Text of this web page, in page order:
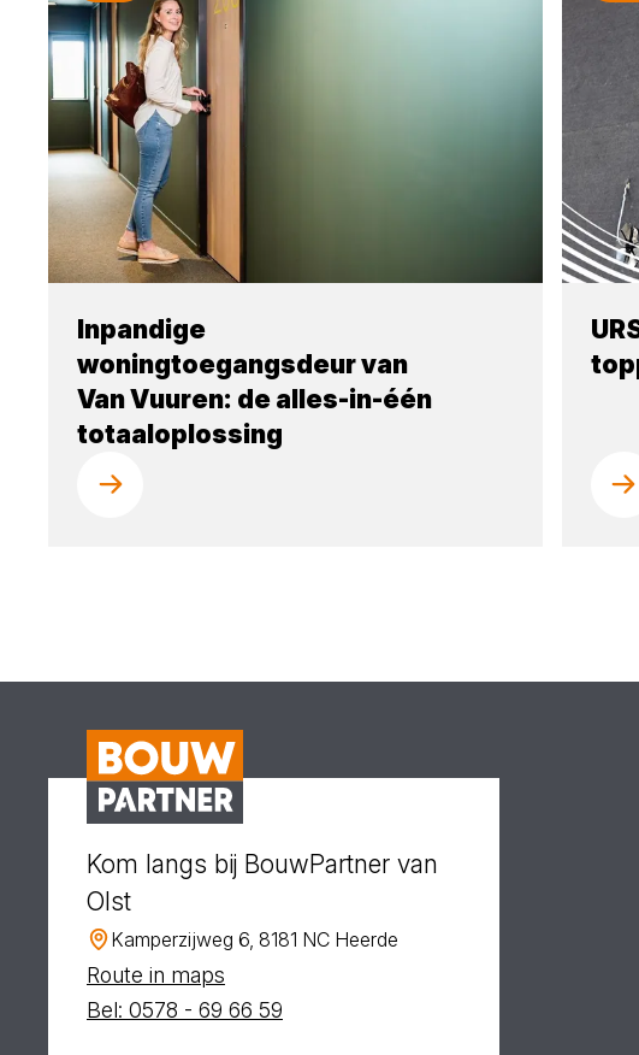
Inpandige
woningtoegangsdeur van
Van Vuuren: de alles-in-één
totaaloplossing
Kom langs bij BouwPartner van
Olst
Kamperzijweg 6, 8181 NC Heerde
Route in maps
Bel: 0578 - 69 66 59